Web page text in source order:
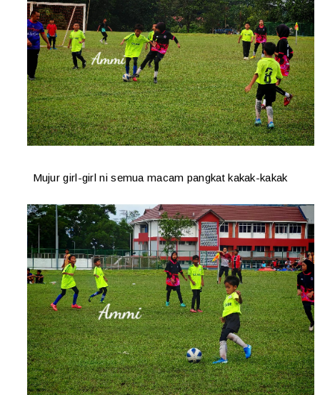
Mujur girl-girl ni semua macam pangkat kakak-kakak